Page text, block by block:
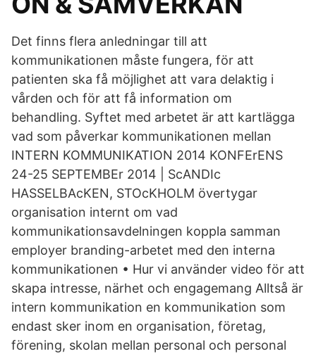
Det finns flera anledningar till att
kommunikationen måste fungera, för att
patienten ska få möjlighet att vara delaktig i
vården och för att få information om
behandling. Syftet med arbetet är att kartlägga
vad som påverkar kommunikationen mellan
INTERN KOMMUNIKATION 2014 KONFErENS
24-25 SEPTEMBEr 2014 | ScANDIc
HASSELBAcKEN, STOcKHOLM övertygar
organisation internt om vad
kommunikationsavdelningen koppla samman
employer branding-arbetet med den interna
kommunikationen • Hur vi använder video för att
skapa intresse, närhet och engagemang Alltså är
intern kommunikation en kommunikation som
endast sker inom en organisation, företag,
förening, skolan mellan personal och personal